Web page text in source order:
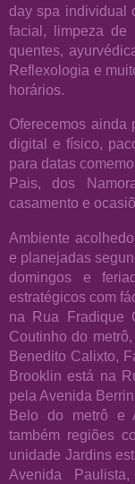
day spa individual
facial, limpeza de
quentes,
Reflexologia e
horários.
Oferecemos ainda
digital e físico,
para datas
Pais, dos
casamento e
Ambiente
e planejadas
domingos e
estratégicos com
na Rua Fradique
Coutinho do
Benedito Calixto,
Brooklin está na
pela Avenida
Belo do metrô e
também regiões
unidade Jardins
Avenida